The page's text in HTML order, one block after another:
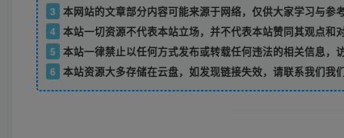
3 本网站的文章部分内容可能来源于网络，仅供大家学习与参
4 本站一切资源不代表本站立场，并不代表本站赞同其观点和
5 本站一律禁止以任何方式发布或转载任何违法的相关信息，
6 本站资源大多存储在云盘，如发现链接失效，请联系我们我